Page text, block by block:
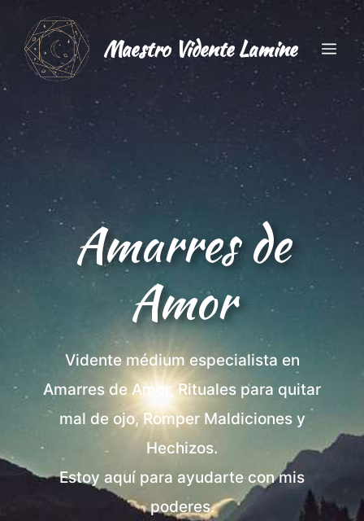
contenido
Maestro Vidente Lamine
Amarres de
Amor
Vidente médium especialista en
Amarres de Amor, Rituales para quitar
mal de ojo, Romper Maldiciones y
Hechizos.
Estoy aquí para ayudarte con mis
poderes.